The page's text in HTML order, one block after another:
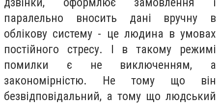
паралельно вносить дані вручну в
облікову систему - це людина в умовах
постійного стресу. І в такому режимі
помилки є не виключенням, а
закономірністю. Не тому що він
безвідповідальний, а тому що людський